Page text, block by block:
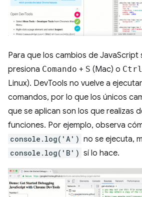
Para que los cambios de
presiona Comando + S (Mac) o Ctrl
Linux). DevTools no vuelve a
comandos, por lo que los únicos
que se aplican son los que realizas
funciones. Por ejemplo, observa
console.log('A') no se ejecuta,
console.log('B') sí lo hace.